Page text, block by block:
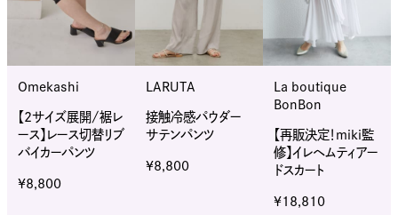
Omekashi
【2サイズ展開/裾レ
ース】レース切替リブ
バイカーパンツ
¥8,800
LARUTA
接触冷感パウダー
サテンパンツ
¥8,800
La boutique
BonBon
【再販決定！miki監
修】イレヘムティアー
ドスカート
¥18,810